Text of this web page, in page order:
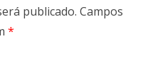
publicado. Campos
*